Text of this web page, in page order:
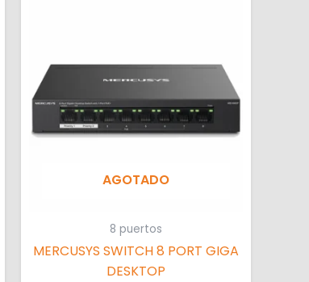
AGOTADO
8 puertos
MERCUSYS SWITCH 8 PORT GIGA
DESKTOP